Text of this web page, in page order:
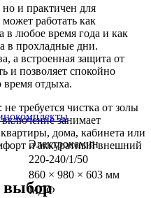
и практичен для
работать как
в любое время года и как
в прохладные дни.
а встроенная защита от
и позволяет спокойно
отдыха.
требуется чистка от золы
занимает
дома, кабинета или
и аккуратный внешний
выбор
Электрокамин
220-240/1/50
860 × 980 × 603 мм
МДФ